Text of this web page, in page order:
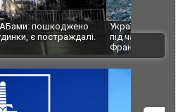
врятували козуленя
масштабної лісової пожежі у
СБУ за
Болгарії
ВІДЕО